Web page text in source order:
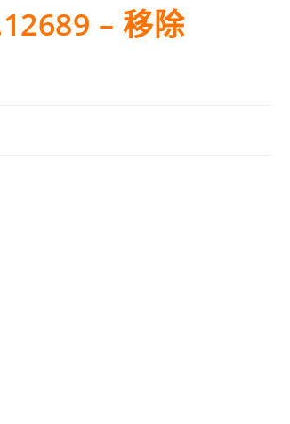
– 移除